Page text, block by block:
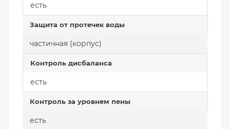
есть
Защита от протечек воды
частичная (корпус)
Контроль дисбаланса
есть
Контроль за уровнем пены
есть